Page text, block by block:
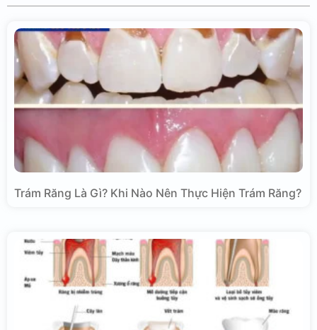
Trám Răng Là Gì? Khi Nào Nên Thực Hiện Trám Răng?